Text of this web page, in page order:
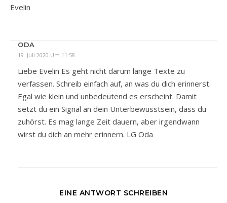
Evelin
ODA
19. Juli 2020 Um 11:58
Liebe Evelin Es geht nicht darum lange Texte zu
verfassen. Schreib einfach auf, an was du dich erinnerst.
Egal wie klein und unbedeutend es erscheint. Damit
setzt du ein Signal an dein Unterbewusstsein, dass du
zuhörst. Es mag lange Zeit dauern, aber irgendwann
wirst du dich an mehr erinnern. LG Oda
EINE ANTWORT SCHREIBEN